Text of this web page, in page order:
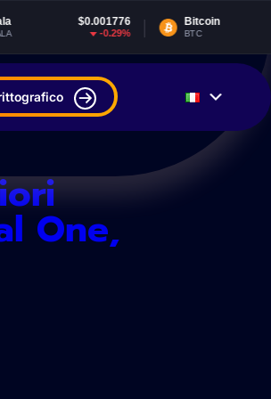
-0.29%
Bitcoin $65,016.07
BTC
One,